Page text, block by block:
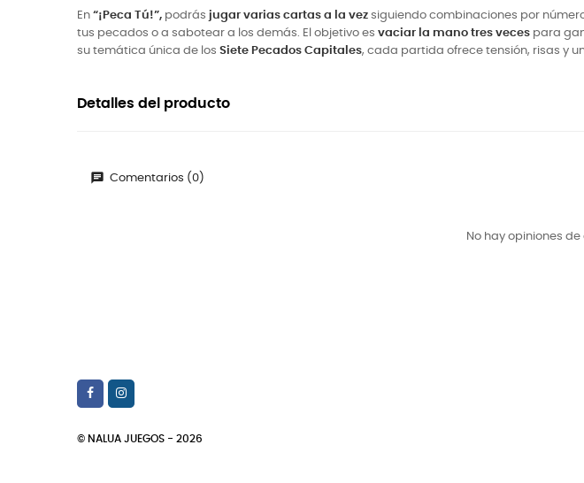
En “¡Peca Tú!”, podrás jugar varias cartas a la vez siguiendo combinaciones por
tus pecados o a sabotear a los demás. El objetivo es vaciar la mano tres veces para
su temática única de los Siete Pecados Capitales, cada partida ofrece tensión, risas y
Detalles del producto
Comentarios (0)
No hay opiniones
© NALUA JUEGOS - 2026